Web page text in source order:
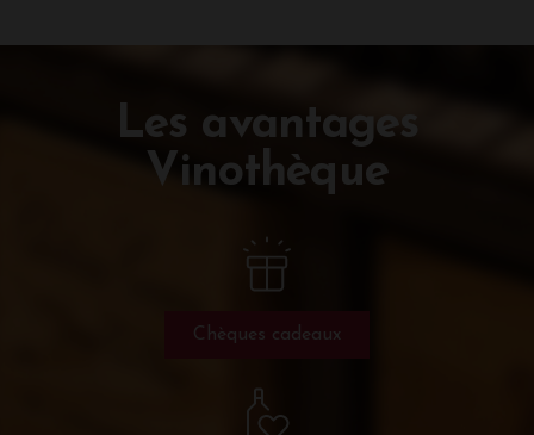
Les avantages
Vinothèque
Chèques cadeaux